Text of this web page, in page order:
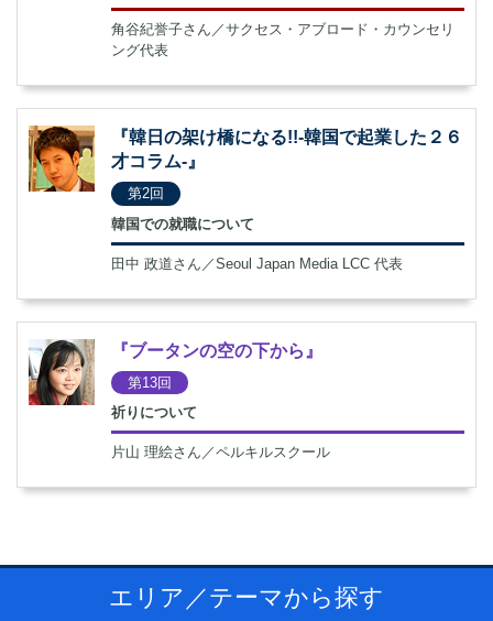
角谷紀誉子さん／サクセス・アブロード・カウンセリ
ング代表
『韓日の架け橋になる!!-韓国で起業した２６
才コラム-』
第2回
韓国での就職について
田中 政道さん／Seoul Japan Media LCC 代表
『ブータンの空の下から』
第13回
祈りについて
片山 理絵さん／ペルキルスクール
エリア／テーマから探す